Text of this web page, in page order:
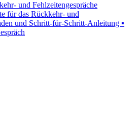
und Fehlzeitengespräche
für das Rückkehr- und
und Schritt-für-Schritt-Anleitung ▪